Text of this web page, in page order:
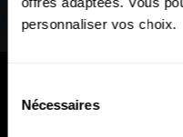
personnaliser vos choix.
Nécessaires
The Amazing